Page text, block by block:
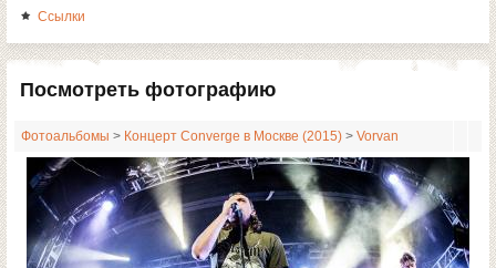
Ссылки
Посмотреть фотографию
Фотоальбомы > Концерт Converge в Москве (2015) > Vorvan